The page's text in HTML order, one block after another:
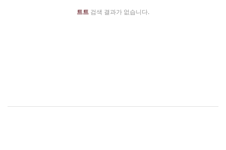
트트 검색 결과가 없습니다.